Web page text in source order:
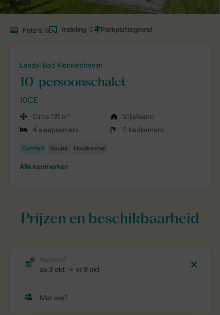
Foto's 9 Indeling 2
Landal Bad Kleinkirchheim
10-persoonschalet
10CE
Circa 115 m²
Vrijstaand
4 slaapkamers
2 badkamers
Alle kenmerken
Prijzen en beschikbaarheid